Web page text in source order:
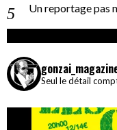
Un reportage pas
Seul le détail